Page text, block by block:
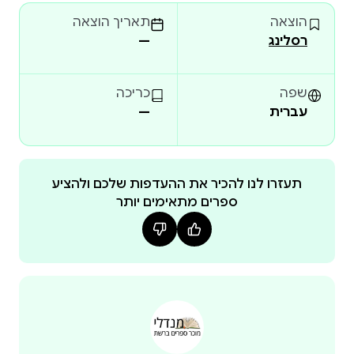
"חוויתי אובדנים בעבר, אבל שום דבר לא השתווה לזה, זו
כך מתארים חלק מהמרואיינים את תחושות היגון והכאב
מדי שנה מתרחשות בישראל מאות לידות שקטות. ספרה
של נורית גלזר חודיק מבוסס על ראיונות עומק עם 30
גברים שחשפו את החוויה הרגשית העמוקה הכרוכה
באובדן תינוק או תינוקת בלידה שקטה מנקודת מבטם.
הם בכו, כעסו, דיברו מדם ליבם. לעיתים סיפרו זאת
האובדן שעברו היה סמוי מעיני החברה. לידה שקטה אינה
אובדן מוכר חברתית, והקשר הרגשי של גברים עם
הוצאה
רסלינג
תאריך הוצאה
—
שפה
עברית
כריכה
—
תעזרו לנו להכיר את ההעדפות שלכם ולהציע
ספרים מתאימים יותר